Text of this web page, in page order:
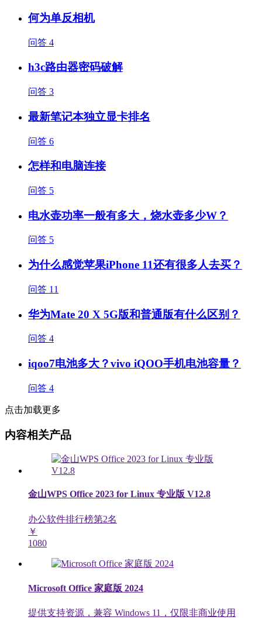
何为单反相机
问答 4
h3c路由器密码破解
问答 3
最新笔记本独立显卡排名
问答 6
怎样和电脑连接
问答 5
电水壶功率一般有多大，烧水壶多少W？
问答 5
为什么感觉苹果iPhone 11还有很多人去买？
问答 11
华为Mate 20 X 5G版和普通版有什么区别？
问答 4
iqoo7电池多大？vivo iQOO手机电池容量？
问答 4
点击加载更多
内容相关产品
金山WPS Office 2023 for Linux 专业版 V12.8
办公软件排行榜第2名
￥
1080
Microsoft Office 家庭版 2024
提供支持资源，兼容 Windows 11，仅限非商业使用